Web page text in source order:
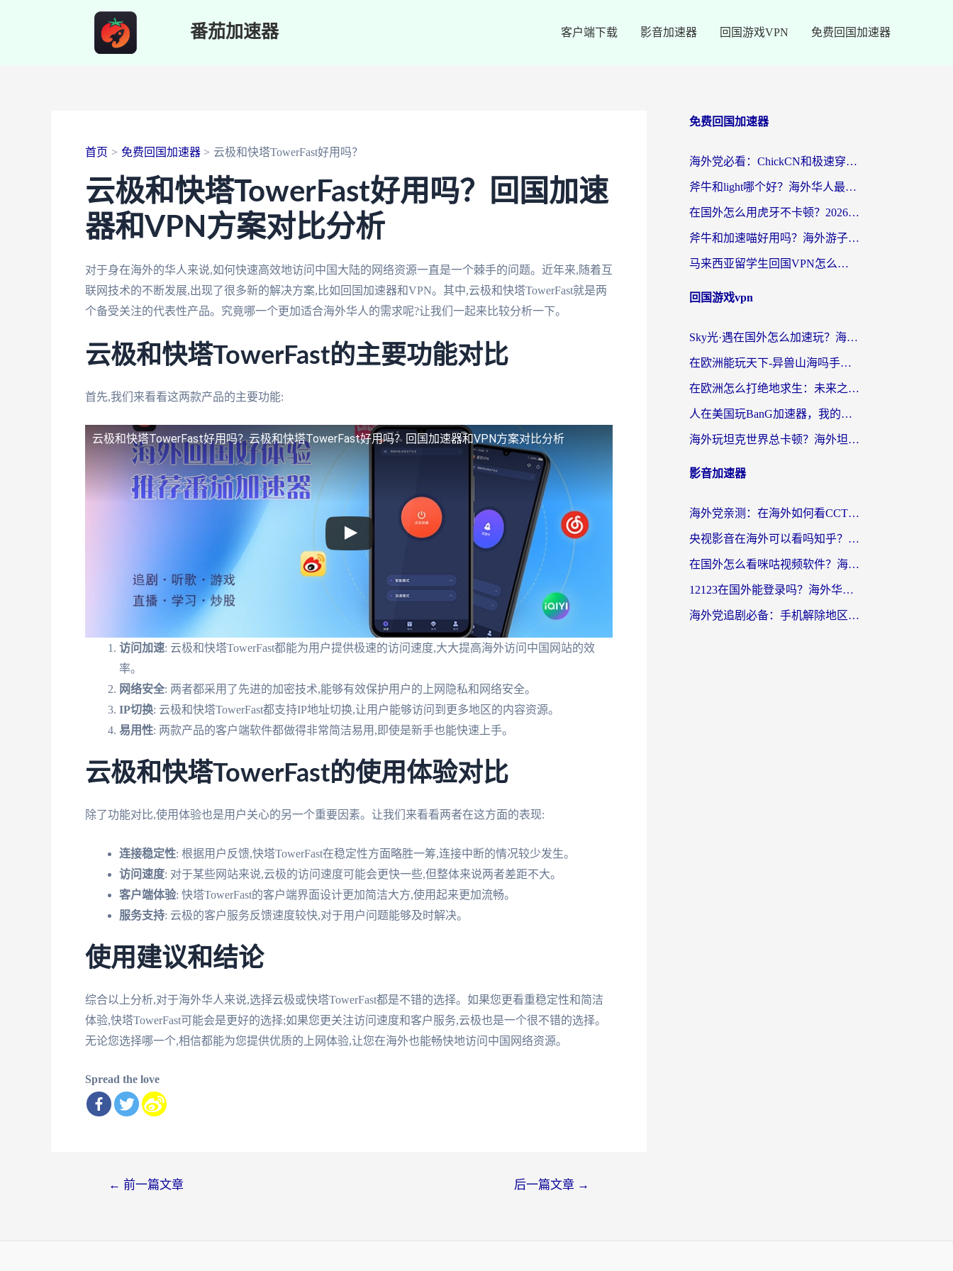
番茄加速器 客户端下载 影音加速器 回国游戏VPN 免费回国加速器
首页 免费回国加速器 云极和快塔TowerFast好用吗？
云极和快塔TowerFast好用吗？回国加速
器和VPN方案对比分析
对于身在海外的华人来说,如何快速高效地访问中国大陆的网络资源一直是一个棘手的问题。近年来,随着互
联网技术的不断发展,出现了很多新的解决方案,比如回国加速器和VPN。其中,云极和快塔TowerFast就是两
个备受关注的代表性产品。究竟哪一个更加适合海外华人的需求呢?让我们一起来比较分析一下。
云极和快塔TowerFast的主要功能对比
首先,我们来看看这两款产品的主要功能:
云极和快塔TowerFast好用吗？云极和快塔TowerFast好用吗？回国加速器和VPN方案对比分析
访问加速: 云极和快塔TowerFast都能为用户提供极速的访问速度,大大提高海外访问中国网站的效
率。
网络安全: 两者都采用了先进的加密技术,能够有效保护用户的上网隐私和网络安全。
IP切换: 云极和快塔TowerFast都支持IP地址切换,让用户能够访问到更多地区的内容资源。
易用性: 两款产品的客户端软件都做得非常简洁易用,即使是新手也能快速上手。
云极和快塔TowerFast的使用体验对比
除了功能对比,使用体验也是用户关心的另一个重要因素。让我们来看看两者在这方面的表现:
连接稳定性: 根据用户反馈,快塔TowerFast在稳定性方面略胜一筹,连接中断的情况较少发生。
访问速度: 对于某些网站来说,云极的访问速度可能会更快一些,但整体来说两者差距不大。
客户端体验: 快塔TowerFast的客户端界面设计更加简洁大方,使用起来更加流畅。
服务支持: 云极的客户服务反馈速度较快,对于用户问题能够及时解决。
使用建议和结论
综合以上分析,对于海外华人来说,选择云极或快塔TowerFast都是不错的选择。如果您更看重稳定性和简洁
体验,快塔TowerFast可能会是更好的选择;如果您更关注访问速度和客户服务,云极也是一个很不错的选择。
无论您选择哪一个,相信都能为您提供优质的上网体验,让您在海外也能畅快地访问中国网络资源。
Spread the love
← 前一篇文章 后一篇文章 →
免费回国加速器
海外党必看：ChickCN和极速穿梭VPN好用吗？3招教你选对回国加速器无缝刷国内资源
斧牛和light哪个好？海外华人最关心的回国加速器选择难题，一篇讲透
在国外怎么用虎牙不卡顿？2026海外华人亲测有效的回国加速器选择指南
斧牛和加速喵好用吗？海外游子的真实选择困境
马来西亚留学生回国VPN怎么选？3个避坑点+1款实测好用的加速器推荐
回国游戏vpn
Sky光·遇在国外怎么加速玩？海外党亲测有效的国服游戏加速指南
在欧洲能玩天下-异兽山海吗手游？海外玩家的加速器生存指南
在欧洲怎么打绝地求生：未来之役不卡？留学生亲测的加速器避坑指南
人在美国玩BanG加速器，我的延迟终于绿了
海外玩坦克世界总卡顿？海外坦克世界加速器有哪些？实测好用的选择在这里
影音加速器
海外党亲测：在海外如何看CCTV？告别“仅限大陆播放”的实用指南
央视影音在海外可以看吗知乎？留学生亲测：3步解决地域限制+追剧自由
在国外怎么看咪咕视频软件？海外党亲测有效的回国加速方案
12123在国外能登录吗？海外华人必看的回国加速实用指南
海外党追剧必备：手机解除地区限制app怎么选？解决央视视频&国内剧地区限制全指南